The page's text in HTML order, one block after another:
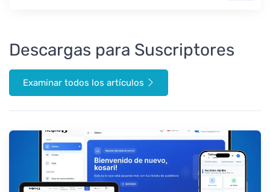
Descargas para Suscriptores
Examinar todos los artículos